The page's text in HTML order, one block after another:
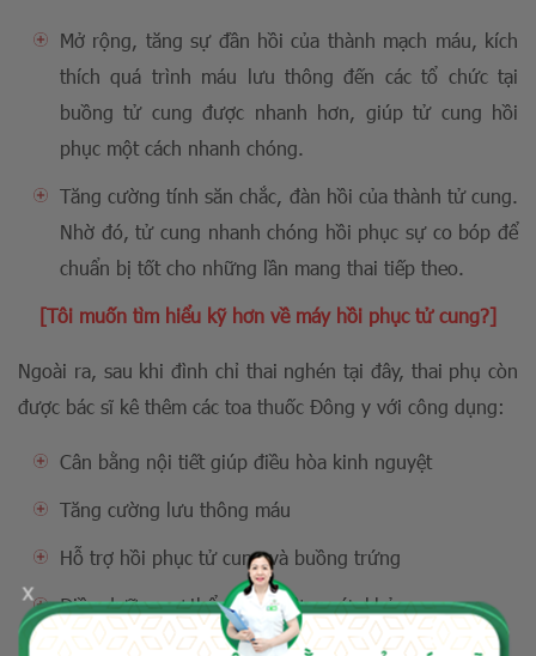
Mở rộng, tăng sự đần hồi của thành mạch máu, kích
thích quá trình máu lưu thông đến các tổ chức tại
buồng tử cung được nhanh hơn, giúp tử cung hồi
phục một cách nhanh chóng.
Tăng cường tính săn chắc, đàn hồi của thành tử cung.
Nhờ đó, tử cung nhanh chóng hồi phục sự co bóp để
chuẩn bị tốt cho những lần mang thai tiếp theo.
[Tôi muốn tìm hiểu kỹ hơn về máy hồi phục tử cung?]
Ngoài ra, sau khi đình chỉ thai nghén tại đây, thai phụ còn
được bác sĩ kê thêm các toa thuốc Đông y với công dụng:
Cân bằng nội tiết giúp điều hòa kinh nguyệt
Tăng cường lưu thông máu
Hỗ trợ hồi phục tử cung và buồng trứng
Điều dưỡng cơ thể, tăng cường sức khỏe
x